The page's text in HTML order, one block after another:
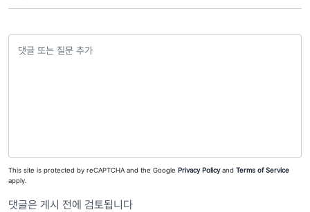
This site is protected by reCAPTCHA and the Google Privacy Policyand Terms of Service
apply.
댓글은 게시 전에 검토됩니다